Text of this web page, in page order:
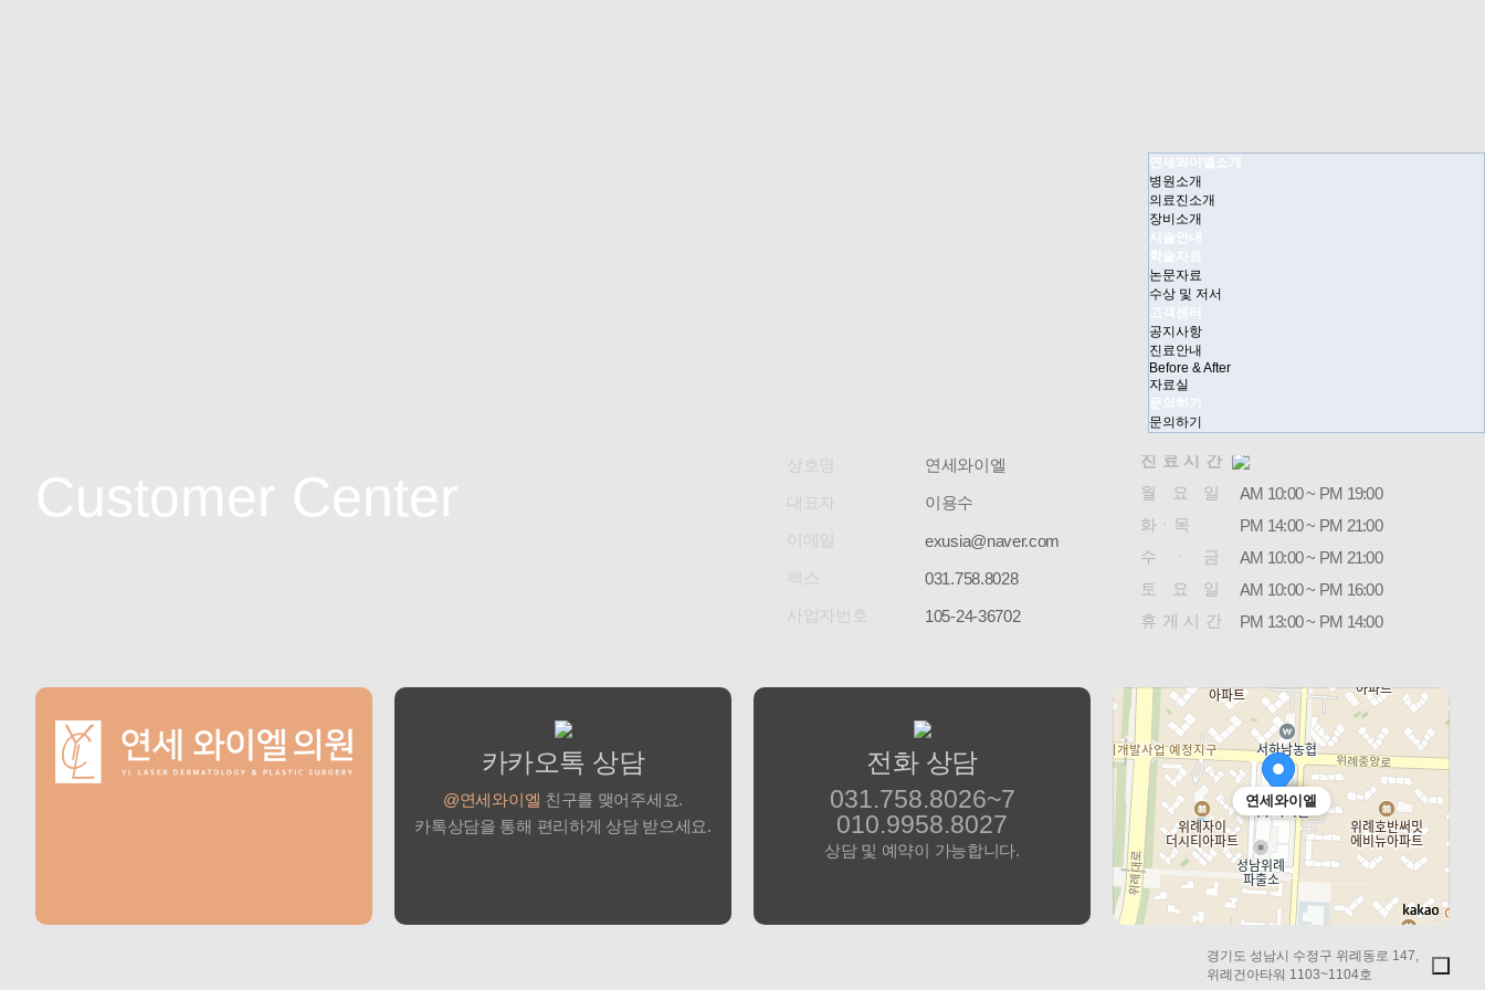
연세와이엘소개
병원소개
의료진소개
장비소개
시술안내
학술자료
논문자료
수상 및 저서
고객센터
공지사항
진료안내
Before & After
자료실
문의하기
문의하기
Customer Center
상호명
연세와이엘
대표자
이용수
이메일
exusia@naver.com
팩스
031.758.8028
사업자번호
105-24-36702
진료시간
월요일
AM 10:00 ~ PM 19:00
화ㆍ목
PM 14:00 ~ PM 21:00
수ㆍ금
AM 10:00 ~ PM 21:00
토요일
AM 10:00 ~ PM 16:00
휴게시간
PM 13:00 ~ PM 14:00
카카오톡 상담
@연세와이엘 친구를 맺어주세요.
카톡상담을 통해 편리하게 상담 받으세요.
전화 상담
031.758.8026~7
010.9958.8027
상담 및 예약이 가능합니다.
연세와이엘
경기도 성남시 수정구 위례동로 147,
위례건아타워 1103~1104호